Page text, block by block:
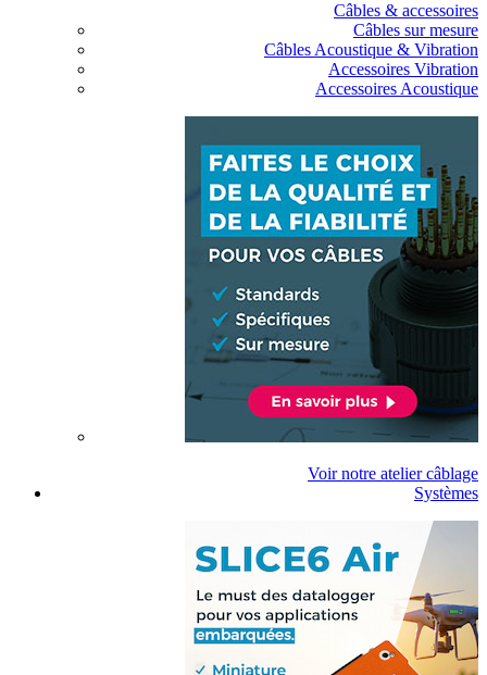
Câbles & accessoires
Câbles sur mesure
Câbles Acoustique & Vibration
Accessoires Vibration
Accessoires Acoustique
Voir notre atelier câblage
Systèmes